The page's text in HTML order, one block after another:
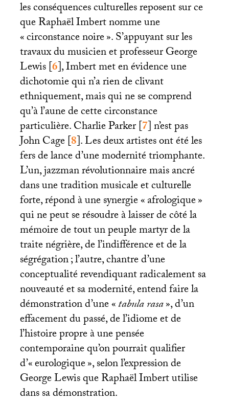
les conséquences culturelles reposent sur ce
que Raphaël Imbert nomme une
«circonstance noire». S’appuyant sur les
travaux du musicien et professeur George
Lewis[6], Imbert met en évidence une
dichotomie qui n’a rien de clivant
ethniquement, mais qui ne se comprend
qu’à l’aune de cette circonstance
particulière. Charlie Parker[7]n’est pas
John Cage[8]. Les deux artistes ont été les
fers de lance d’une modernité triomphante.
L’un, jazzman révolutionnaire mais ancré
dans une tradition musicale et culturelle
forte, répond à une synergie «afrologique»
qui ne peut se résoudre à laisser de côté la
mémoire de tout un peuple martyr de la
traite négrière, de l’indifférence et de la
ségrégation; l’autre, chantre d’une
conceptualité revendiquant radicalement sa
nouveauté et sa modernité, entend faire la
démonstration d’une «tabula rasa», d’un
effacement du passé, de l’idiome et de
l’histoire propre à une pensée
contemporaine qu’on pourrait qualifier
d’«eurologique», selon l’expression de
George Lewis que Raphaël Imbert utilise
dans sa démonstration.